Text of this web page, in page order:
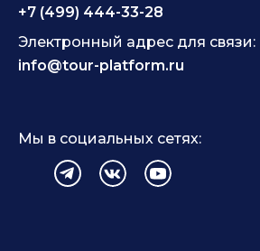
+7 (499) 444-33-28
Электронный адрес для связи:
info@tour-platform.ru
Мы в социальных сетях: